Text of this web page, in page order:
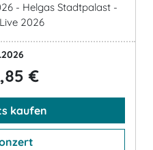
- Helgas Stadtpalast -
2026
€
kaufen